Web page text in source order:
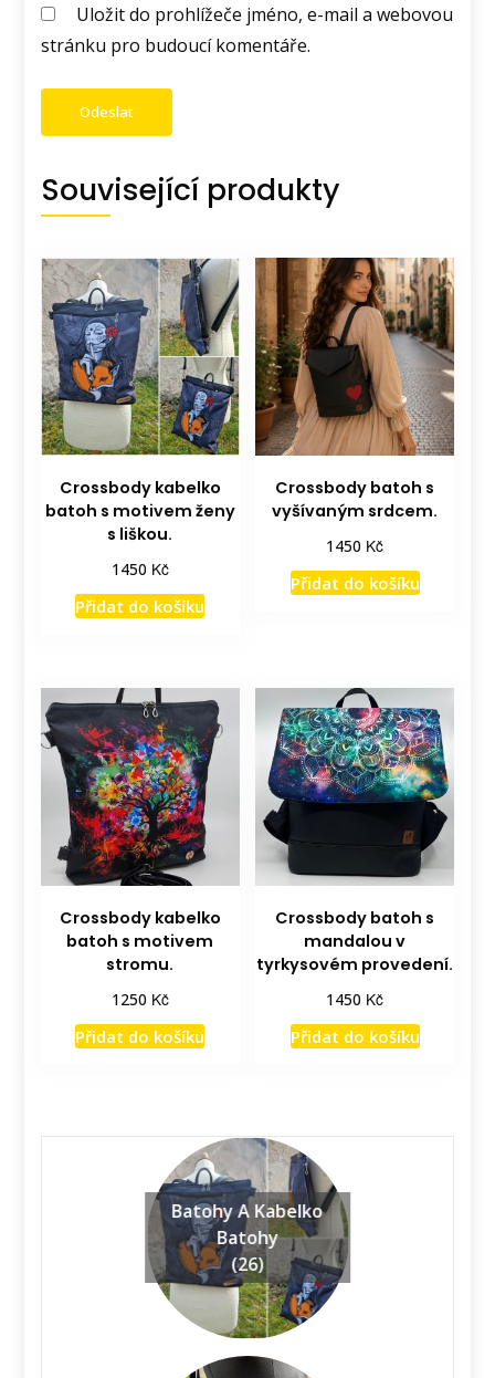
Uložit do prohlížeče jméno, e-mail a webovou
stránku pro budoucí komentáře.
Související produkty
Crossbody kabelko
batoh s motivem ženy
s liškou.
1450 Kč
Přidat do košíku
Crossbody batoh s
vyšívaným srdcem.
1450 Kč
Přidat do košíku
Crossbody kabelko
batoh s motivem
stromu.
1250 Kč
Přidat do košíku
Crossbody batoh s
mandalou v
tyrkysovém provedení.
1450 Kč
Přidat do košíku
Batohy A Kabelko
Batohy
(26)